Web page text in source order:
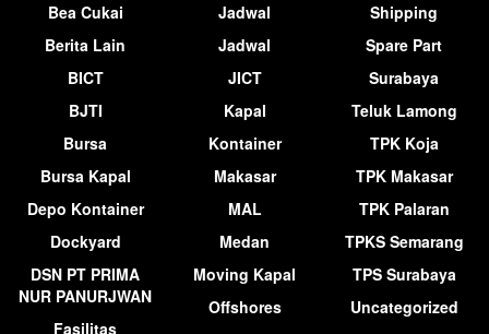
Bea Cukai
Berita Lain
BICT
BJTI
Bursa
Bursa Kapal
Depo Kontainer
Dockyard
DSN PT PRIMA
NUR PANURJWAN
Fasilitas
Jadwal
Jadwal
JICT
Kapal
Kontainer
Makasar
MAL
Medan
Moving Kapal
Offshores
Shipping
Spare Part
Surabaya
Teluk Lamong
TPK Koja
TPK Makasar
TPK Palaran
TPKS Semarang
TPS Surabaya
Uncategorized